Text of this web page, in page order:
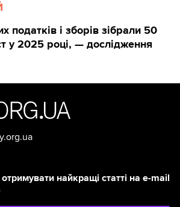
податків і зборів зібрали 50
у 2025 році, — дослідження
найкращі статті на e-mail